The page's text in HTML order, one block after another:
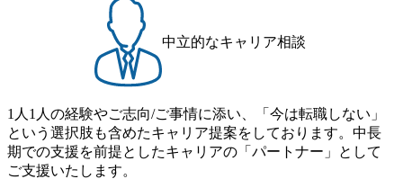
中立的なキャリア相談
1人1人の経験やご志向/ご事情に添い、「今は転職しない」
という選択肢も含めたキャリア提案をしております。中長
期での支援を前提としたキャリアの「パートナー」として
ご支援いたします。